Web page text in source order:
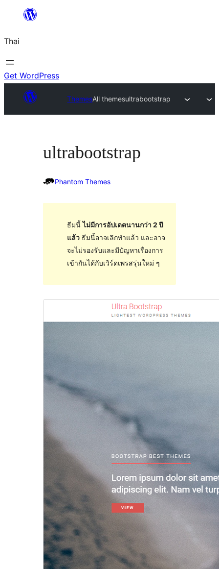
ยัง
เนื้อหา
Thai
Get WordPress
ThemesAll themesultrabootstrap
ultrabootstrap
Phantom Themes
ธีมนี้ไม่มีการอัปเดตนานกว่า 2 ปี
แล้วธีมนี้อาจเลิกทำแล้ว และอาจ
จะไม่รองรับและมีปัญหาเรื่องการ
เข้ากันได้กับเวิร์ดเพรสรุ่นใหม่ ๆ